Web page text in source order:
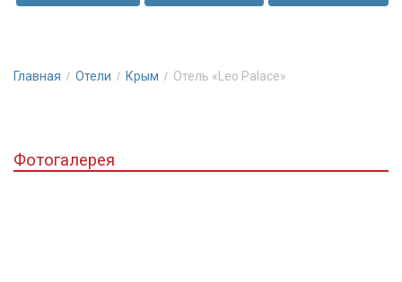
Из
открывается
море,
Главная Отели Крым Отель «Leo Palace»
Фотогалерея